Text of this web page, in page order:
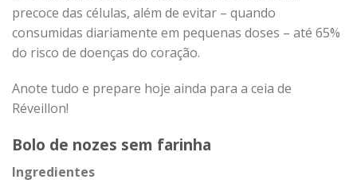
precoce das células, além de evitar – quando
consumidas diariamente em pequenas doses – até 65%
do risco de doenças do coração.
Anote tudo e prepare hoje ainda para a ceia de
Réveillon!
Bolo de nozes sem farinha
Ingredientes